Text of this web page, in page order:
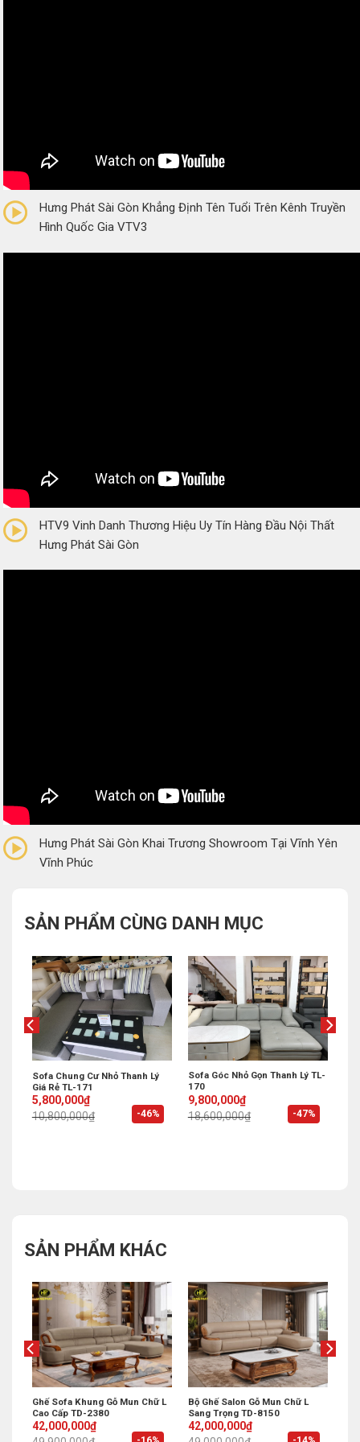
(0 Reviews)
Hưng Phát Sài Gòn Khẳng Định Tên Tuổi Trên Kênh Truyền
Hình Quốc Gia VTV3
(0 Reviews)
HTV9 Vinh Danh Thương Hiệu Uy Tín Hàng Đầu Nội Thất
Hưng Phát Sài Gòn
(0 Reviews)
Hưng Phát Sài Gòn Khai Trương Showroom Tại Vĩnh Yên
Vĩnh Phúc
SẢN PHẨM CÙNG DANH MỤC
-46%
Sofa Chung Cư Nhỏ Thanh Lý
Giá Rẻ TL-171
10,800,000₫
Original
price
was:
5,800,000₫
Current
price
is:
-47%
Sofa Góc Nhỏ Gọn Thanh Lý TL-
170
18,600,000₫
Original
price
was:
9,800,000₫
Current
price
is:
SẢN PHẨM KHÁC
Ghế Sofa Khung Gỗ Mun Chữ L
Cao Cấp TD-2380
Original
price
42,000,000₫
Current
price
Bộ Ghế Salon Gỗ Mun Chữ L
Sang Trọng TD-8150
Original
price
42,000,000₫
Current
price